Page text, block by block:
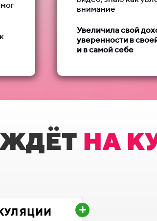
внимание
Увеличила свой
уверенности в
и в самой себе
ЖДЁТ НА